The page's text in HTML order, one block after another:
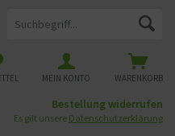
WARENKORB
MEIN KONTO
Bestellung widerrufen
Es gilt unsere Datenschutzerklärung